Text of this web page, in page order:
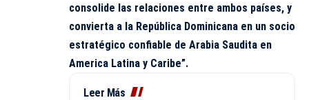
consolide las relaciones entre ambos países, y
convierta a la República Dominicana en un socio
estratégico confiable de Arabia Saudita en
America Latina y Caribe”.
Leer Más